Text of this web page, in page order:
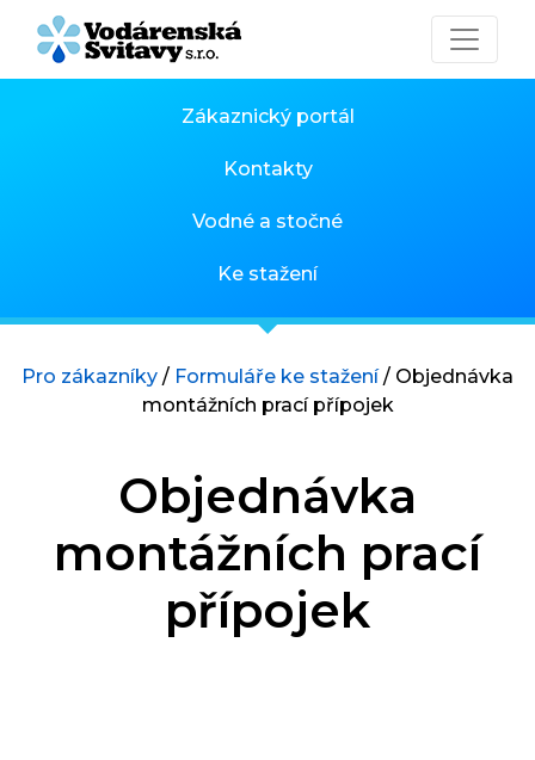
Zákaznický portál
Kontakty
Vodné a stočné
Ke stažení
Pro zákazníky / Formuláře ke stažení/ Objednávka
montážních prací přípojek
Objednávka
montážních prací
přípojek